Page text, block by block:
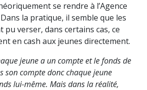
se rendre à l’Agence
la pratique, il semble que les
pu verser, dans certains cas, ce
en cash aux jeunes directement.
jeune a un compte et le fonds de
son compte donc chaque jeune
lui-même. Mais dans la réalité,